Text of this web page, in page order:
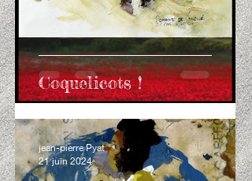
Coquelicots !
jean-pierre Pyat
21 juin 2024